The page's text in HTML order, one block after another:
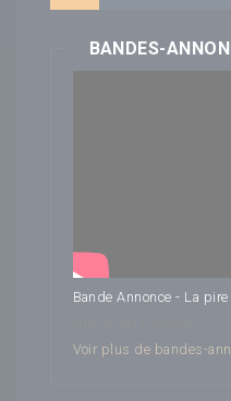
BANDES-
Bande Annonce - La
Voir plus de bandes-